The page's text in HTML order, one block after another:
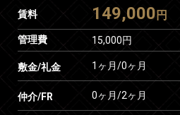
賃料 149,000 円
管理費 15,000円
敷金/礼金 1ヶ月/0ヶ月
仲介/FR 0ヶ月/2ヶ月